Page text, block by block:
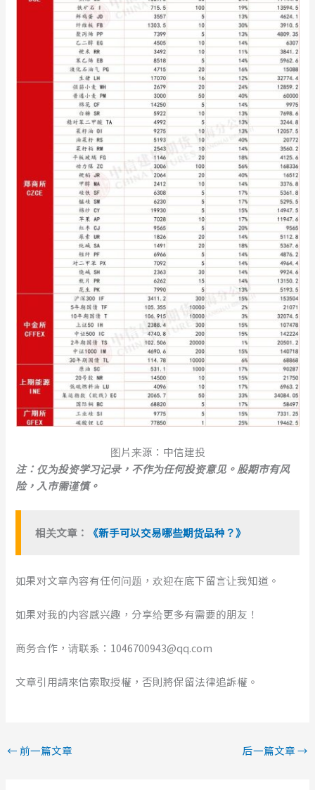
图片来源：中信建投
注：仅为投资学习记录，不作为任何投资意见。股期市有风
险，入市需谨慎。
相关文章： 《新手可以交易哪些期货品种？》
如果对文章內容有任何问题，欢迎在底下留言让我知道。
如果对我的内容感兴趣，分享给更多有需要的朋友！
商务合作，请联系：1046700943@qq.com
文章引用請來信索取授權，否則將保留法律追訴權。
← 前一篇文章 后一篇文章→